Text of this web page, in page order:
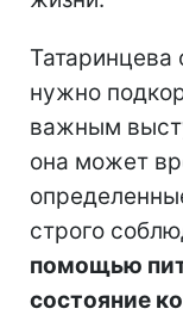
Татаринцева
нужно
важным
она может
строго
помощью
состояние